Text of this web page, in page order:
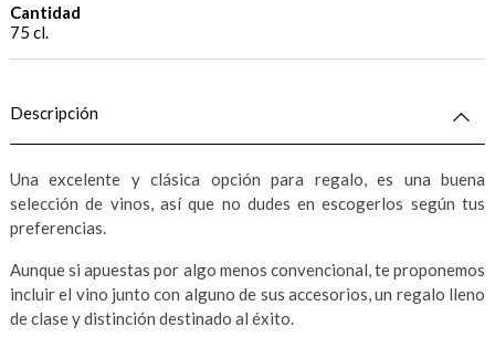
Cantidad
75 cl.
Descripción
Una excelente y clásica opción para regalo, es una buena
selección de vinos, así que no dudes en escogerlos según tus
preferencias.
Aunque si apuestas por algo menos convencional, te proponemos
incluir el vino junto con alguno de sus accesorios, un regalo lleno
de clase y distinción destinado al éxito.